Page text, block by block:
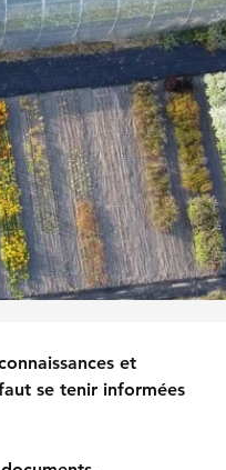
et
se tenir informées